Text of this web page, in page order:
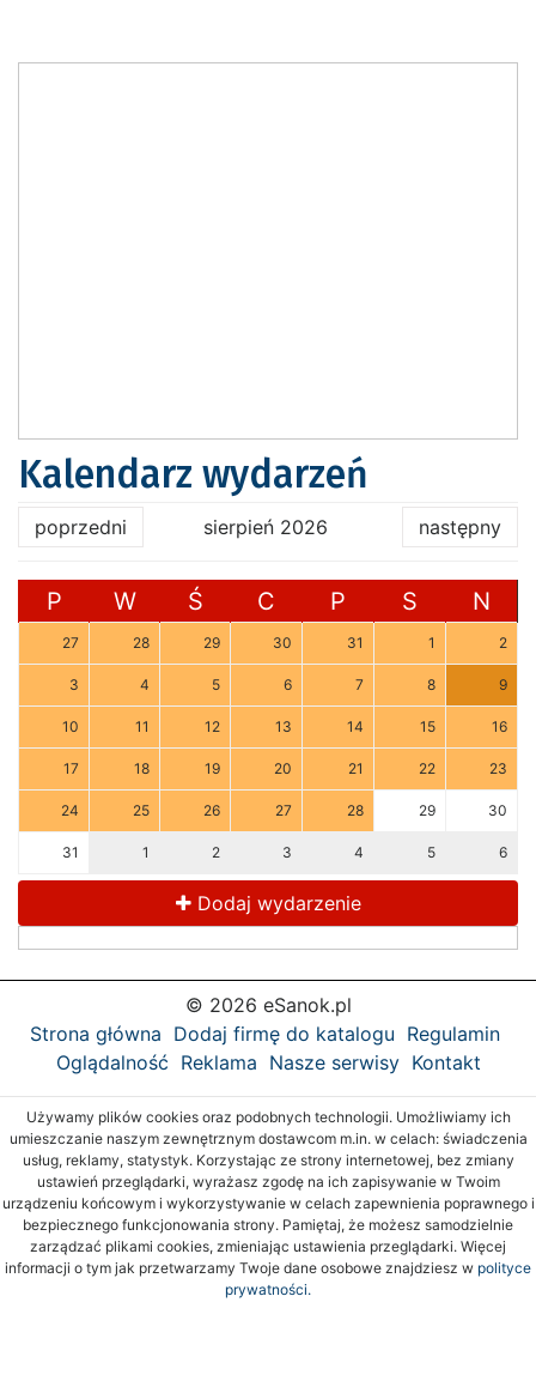
Kalendarz wydarzeń
poprzedni sierpień 2026 następny
P W Ś C P S N
27 28 29 30 31 1 2
3 4 5 6 7 8 9
10 11 12 13 14 15 16
17 18 19 20 21 22 23
24 25 26 27 28 29 30
31 1 2 3 4 5 6
Dodaj wydarzenie
© 2026 eSanok.pl
Strona główna Dodaj firmę do katalogu Regulamin
Oglądalność Reklama Nasze serwisy Kontakt
Używamy plików cookies oraz podobnych technologii. Umożliwiamy ich
umieszczanie naszym zewnętrznym dostawcom m.in. w celach: świadczenia
usług, reklamy, statystyk. Korzystając ze strony internetowej, bez zmiany
ustawień przeglądarki, wyrażasz zgodę na ich zapisywanie w Twoim
urządzeniu końcowym i wykorzystywanie w celach zapewnienia poprawnego i
bezpiecznego funkcjonowania strony. Pamiętaj, że możesz samodzielnie
zarządzać plikami cookies, zmieniając ustawienia przeglądarki. Więcej
informacji o tym jak przetwarzamy Twoje dane osobowe znajdziesz w polityce
prywatności.